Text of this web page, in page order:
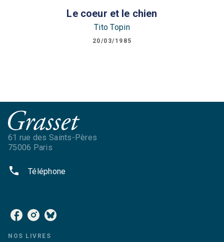
Le coeur et le chien
Tito Topin
20/03/1985
61 rue des Saints-Pères
75006 Paris
phone Téléphone
NOS LIVRES